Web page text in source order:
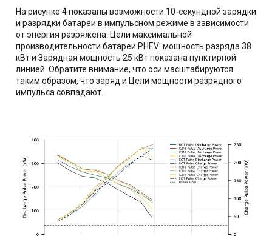
На рисунке 4 показаны возможности 10-секундной зарядки
и разрядки батареи в импульсном режиме в зависимости
от энергия разряжена. Цели максимальной
производительности батареи PHEV: мощность разряда 38
кВт и Зарядная мощность 25 кВт показана пунктирной
линией. Обратите внимание, что оси масштабируются
таким образом, что заряд и Цели мощности разрядного
импульса совпадают.